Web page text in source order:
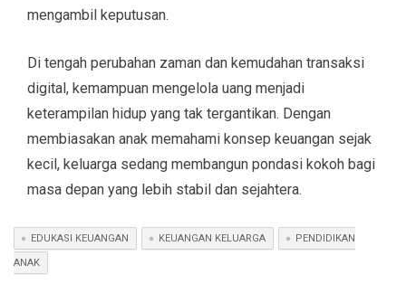
mengambil keputusan.
Di tengah perubahan zaman dan kemudahan transaksi
digital, kemampuan mengelola uang menjadi
keterampilan hidup yang tak tergantikan. Dengan
membiasakan anak memahami konsep keuangan sejak
kecil, keluarga sedang membangun pondasi kokoh bagi
masa depan yang lebih stabil dan sejahtera.
EDUKASI KEUANGAN KEUANGAN KELUARGA PENDIDIKAN
ANAK